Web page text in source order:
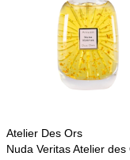
Atelier Des Ors
Nuda Veritas Atelier des